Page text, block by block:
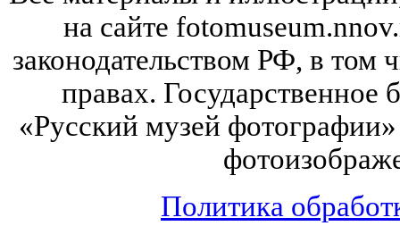
на сайте
законодательством РФ, в том
правах.
«Русский музей
Политика